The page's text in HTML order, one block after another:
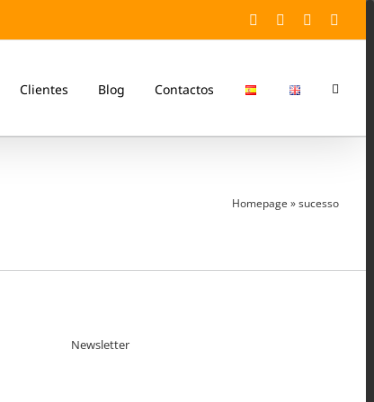
Facebook
TwitterYouTube
Clientes Blog Contactos
Homepage »sucesso
Newsletter